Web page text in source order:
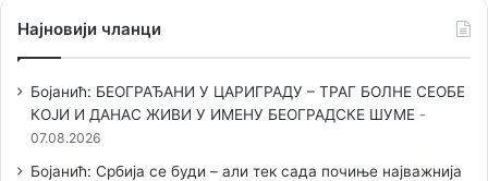
Најновији чланци
Бојанић: БЕОГРАЂАНИ У ЦАРИГРАДУ – ТРАГ БОЛНЕ СЕОБЕ
КОЈИ И ДАНАС ЖИВИ У ИМЕНУ БЕОГРАДСКЕ ШУМЕ
07.08.2026
Бојанић: Србија се буди – али тек сада почиње најважнија